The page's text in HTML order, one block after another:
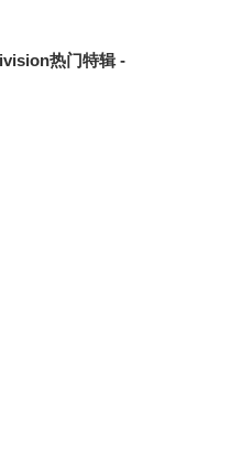
热门特辑 -